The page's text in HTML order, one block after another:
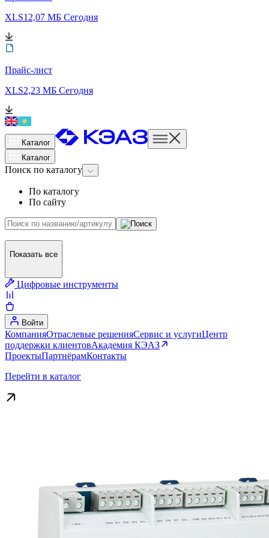
XLS12,07 МБ Сегодня
Прайс-лист
XLS2,23 МБ Сегодня
Каталог
Каталог
Поиск по каталогу
По каталогу
По сайту
Показать все
Цифровые инструменты
Войти
КомпанияОтраслевые решенияСервис и услугиЦентр
поддержки клиентовАкадемия КЭАЗ
ПроектыПартнёрамКонтакты
Перейти в каталог